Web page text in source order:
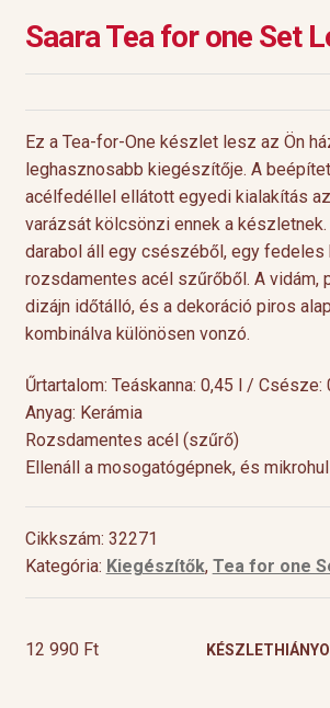
Saara Tea for one Set
Ez a Tea-for-One készlet lesz az Ön
leghasznosabb kiegészítője. A
acélfedéllel ellátott egyedi kialakítás
varázsát kölcsönzi ennek a
darabol áll egy csészéből, egy fedeles
rozsdamentes acél szűrőből. A vidám,
dizájn időtálló, és a dekoráció piros
kombinálva különösen vonzó.
Űrtartalom: Teáskanna: 0,45 l / Csésze:
Anyag: Kerámia
Rozsdamentes acél (szűrő)
Ellenáll a mosogatógépnek, és
Cikkszám: 32271
Kategória: Kiegészítők, Tea for one
12 990 Ft